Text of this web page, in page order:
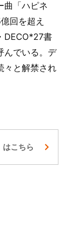
曲「ハピネ
回を超え
DECO*27書
んでいる。デ
々と解禁され
こちら